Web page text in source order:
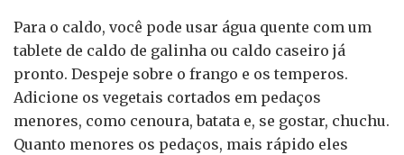
Para o caldo, você pode usar água quente com um
tablete de caldo de galinha ou caldo caseiro já
pronto. Despeje sobre o frango e os temperos.
Adicione os vegetais cortados em pedaços
menores, como cenoura, batata e, se gostar, chuchu.
Quanto menores os pedaços, mais rápido eles